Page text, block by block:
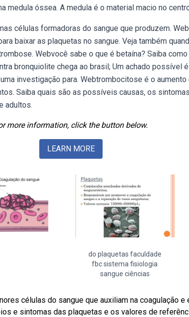
medula óssea. A medula é o material macio no
células formadoras do sangue que produzem.
baixar as plaquetas no sangue. Veja também
Webvocê sabe o que é betaína? Saiba
bronquiolite chega ao brasil; Um achado possível
investigação para. Webtrombocitose é o
Saiba quais são as possíveis causas, os
adultos.
more information, click the button below.
LEARN MORE
do plaquetas faculdade
fbc sistema fisiologia
sangue ciências
células do sangue que auxiliam na coagulação e
e sintomas das plaquetas e os valores de